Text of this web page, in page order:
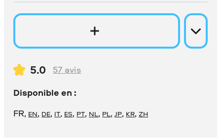
5.0 57 avis
Disponible en :
FR, EN, DE, IT, ES, PT, NL, PL,JP, KR,ZH